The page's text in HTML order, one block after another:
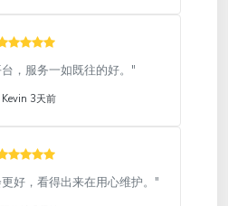
，服务一如既往的好。"
3天前
好，看得出来在用心维护。"